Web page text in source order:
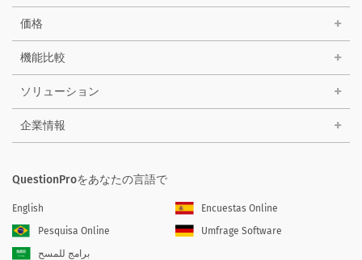
価格
機能比較
ソリューション
企業情報
QuestionProをあなたの言語で
English
Encuestas Online
Pesquisa Online
Umfrage Software
برامج للمسح